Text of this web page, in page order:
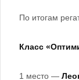
По итогам
Класс
1 место —